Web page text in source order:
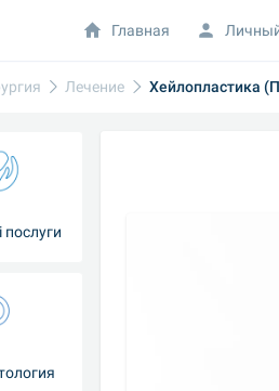
Лечение Хейлопластика
послуги
Главная